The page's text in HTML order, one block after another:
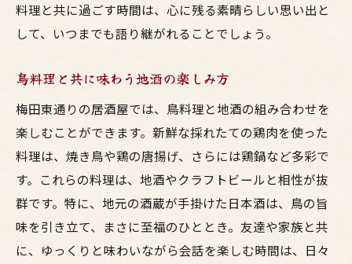
料理と共に過ごす時間は、心に残る素晴らしい思い出と
して、いつまでも語り継がれることでしょう。
鳥料理と共に味わう地酒の楽しみ方
梅田東通りの居酒屋では、鳥料理と地酒の組み合わせを
楽しむことができます。新鮮な採れたての鶏肉を使った
料理は、焼き鳥や鶏の唐揚げ、さらには鶏鍋など多彩で
す。これらの料理は、地酒やクラフトビールと相性が抜
群です。特に、地元の酒蔵が手掛けた日本酒は、鳥の旨
味を引き立て、まさに至福のひととき。友達や家族と共
に、ゆっくりと味わいながら会話を楽しむ時間は、日々